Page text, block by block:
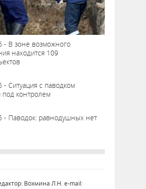
- В зоне возможного
находится 109
- Ситуация с паводком
под контролем
- Паводок: равнодушных нет
Вохмина Л.Н. e-mail: